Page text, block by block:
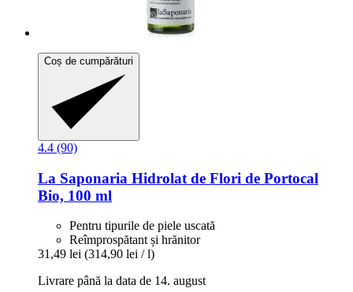
Coș de cumpărături
4.4 (90)
La Saponaria Hidrolat de Flori de Portocal
Bio, 100 ml
Pentru tipurile de piele uscată
Reîmprospătant și hrănitor
31,49 lei (314,90 lei / l)
Livrare până la data de 14. august